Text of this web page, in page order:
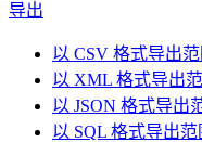
导出
以 CSV 格式导出范
以 XML 格式导出
以 JSON 格式导出
以 SQL 格式导出范